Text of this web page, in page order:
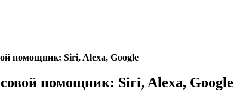
помощник: Siri, Alexa, Google
помощник: Siri, Alexa, Google